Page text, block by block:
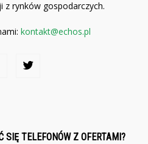
z rynków gospodarczych.
kontakt@echos.pl
SIĘ TELEFONÓW Z OFERTAMI?